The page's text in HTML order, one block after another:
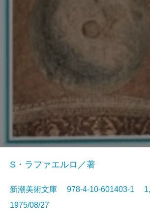
S・ラファエルロ／著
新潮美術文庫 978-4-10-601403-1
1975/08/27